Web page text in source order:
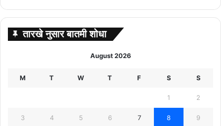
तारखे नुसार बातमी शोधा
August 2026
M T W T F S S
1 2
3 4 5 6 7 8 9